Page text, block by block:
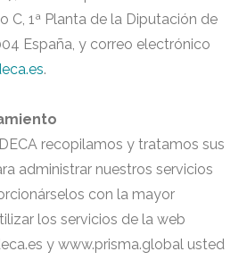
C, 1ª Planta de la Diputación de
España, y correo electrónico
.
recopilamos y tratamos sus
administrar nuestros servicios
con la mayor
los servicios de la web
y www.prisma.global usted